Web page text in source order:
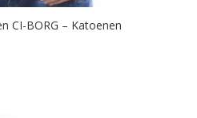
CI-BORG – Katoenen